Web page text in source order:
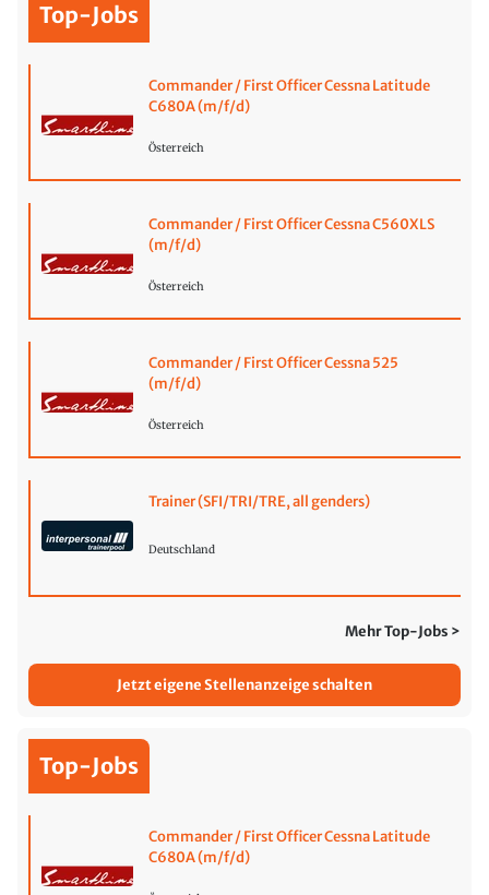
Top-Jobs
Commander / First Officer Cessna Latitude
C680A (m/f/d)
Österreich
Commander / First Officer Cessna C560XLS
(m/f/d)
Österreich
Commander / First Officer Cessna 525
(m/f/d)
Österreich
Trainer (SFI/TRI/TRE, all genders)
Deutschland
Mehr Top-Jobs >
Jetzt eigene Stellenanzeige schalten
Top-Jobs
Commander / First Officer Cessna Latitude
C680A (m/f/d)